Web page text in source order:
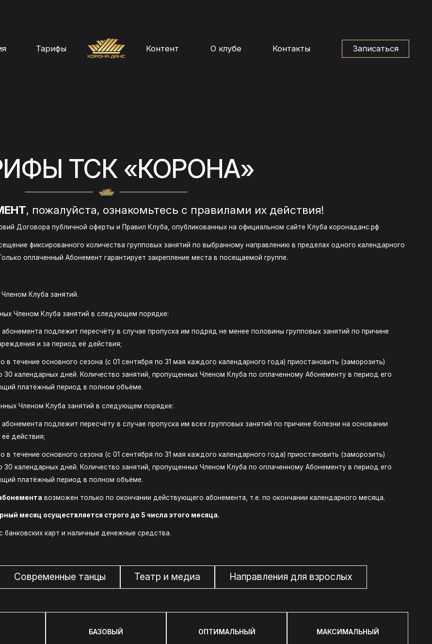
Тарифы Контент О клубе Контакты Записаться
ТСК «КОРОНА»
, пожалуйста, ознакомьтесь с правилами их действия!
Договора публичной оферты и Правил Клуба, опубликованных на официальном сайте Клуба коронаданс.рф
фиксированного количества групповых занятий по выбранному направлению в пределах одного календарного
оплаченный Абонемент гарантирует закрепление места в посещаемой группе.
Клуба занятий.
Членом Клуба занятий в следующем порядке:
подлежит пересчёту в случае пропуска им подряд не менее половины групповых занятий по причине
и за период её действия;
течение основного сезона (с 01 сентября по 31 мая каждого календарного года) приостановить (заморозить)
календарных дней. Количество занятий, пропущенных Членом Клуба по оплаченному Абонементу в период его
платёжный период в полном объёме.
Членом Клуба занятий в следующем порядке:
подлежит пересчёту в случае пропуска им всех групповых занятий по причине болезни на основании
действия;
течение основного сезона (с 01 сентября по 31 мая каждого календарного года) приостановить (заморозить)
календарных дней. Количество занятий, пропущенных Членом Клуба по оплаченному Абонементу в период его
платёжный период в полном объёме.
возможен только по окончании действующего абонемента, т.е. по окончании календарного месяца.
месяц осуществляется строго до 5 числа этого месяца.
банковских карт и наличные денежные средства.
Современные танцы Театр и медиа Направления для взрослых
БАЗОВЫЙ ОПТИМАЛЬНЫЙ МАКСИМАЛЬНЫЙ